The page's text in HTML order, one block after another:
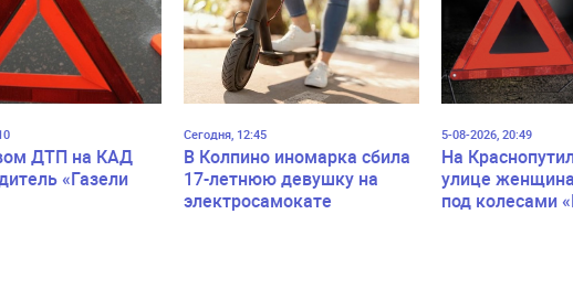
ДТП на КАД
«Газели
Сегодня, 12:45
В Колпино иномарка сбила
17-летнюю девушку на
электросамокате
5-08-2026, 20:49
На
улице
под колесами